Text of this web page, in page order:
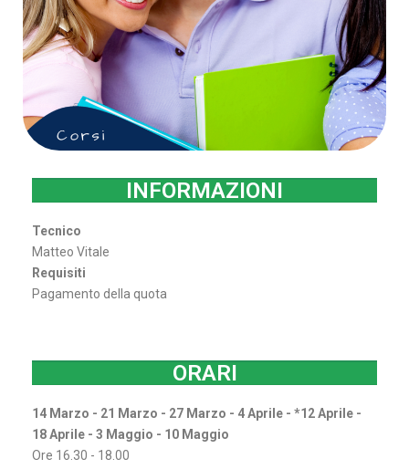
INFORMAZIONI
Tecnico
Matteo Vitale
Requisiti
Pagamento della quota
ORARI
14 Marzo - 21 Marzo - 27 Marzo - 4 Aprile - *12 Aprile -
18 Aprile - 3 Maggio - 10 Maggio
Ore 16.30 - 18.00